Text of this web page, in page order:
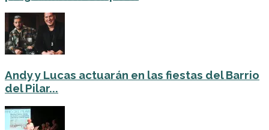
Andy y Lucas actuarán en las fiestas del Barrio
del Pilar...